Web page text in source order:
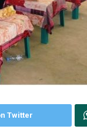
Twitter